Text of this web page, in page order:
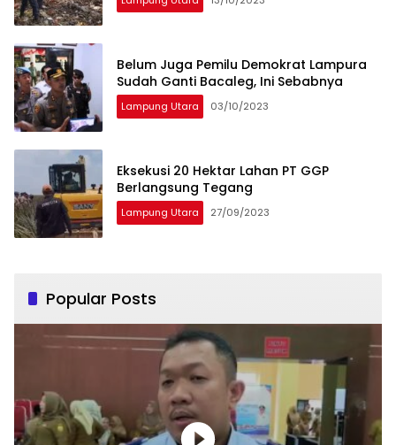
Belum Juga Pemilu Demokrat Lampura
Sudah Ganti Bacaleg, Ini Sebabnya
Lampung Utara 03/10/2023
Eksekusi 20 Hektar Lahan PT GGP
Berlangsung Tegang
Lampung Utara 27/09/2023
Popular Posts